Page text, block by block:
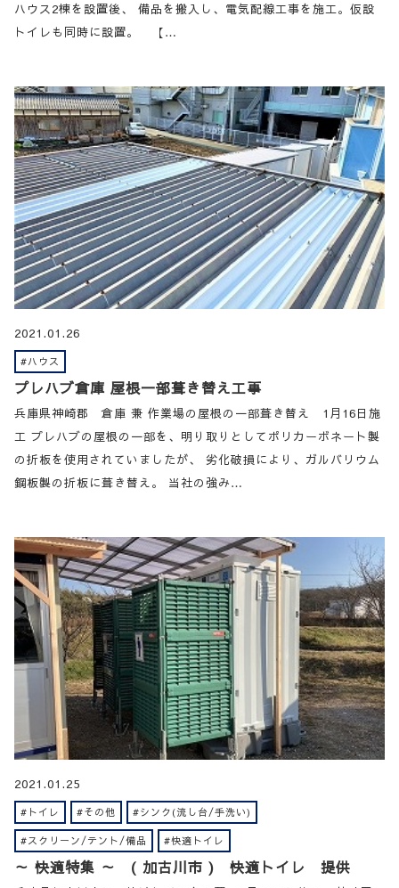
ハウス2棟を設置後、 備品を搬入し、電気配線工事を施工。仮設
トイレも同時に設置。 【…
2021.01.26
#ハウス
プレハブ倉庫 屋根一部葺き替え工事
兵庫県神崎郡 倉庫 兼 作業場の屋根の一部葺き替え 1月16日施
工 プレハブの屋根の一部を、明り取りとしてポリカーボネート製
の折板を使用されていましたが、 劣化破損により、ガルバリウム
鋼板製の折板に葺き替え。 当社の強み…
2021.01.25
#トイレ #その他 #シンク(流し台/手洗い)
#スクリーン/テント/備品 #快適トイレ
～ 快適特集 ～ ( 加古川市 ) 快適トイレ 提供